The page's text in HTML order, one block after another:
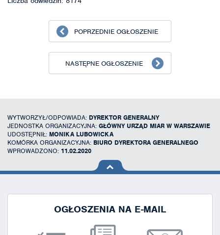
POPRZEDNIE OGŁOSZENIE
NASTĘPNE OGŁOSZENIE
WYTWORZYŁ/ODPOWIADA: DYREKTOR GENERALNY
JEDNOSTKA ORGANIZACYJNA: GŁÓWNY URZĄD MIAR W WARSZAWIE
UDOSTĘPNIŁ: MONIKA LUBOWICKA
KOMÓRKA ORGANIZACYJNA: BIURO DYREKTORA GENERALNEGO
WPROWADZONO: 11.02.2020
na górę
OGŁOSZENIA NA E-MAIL